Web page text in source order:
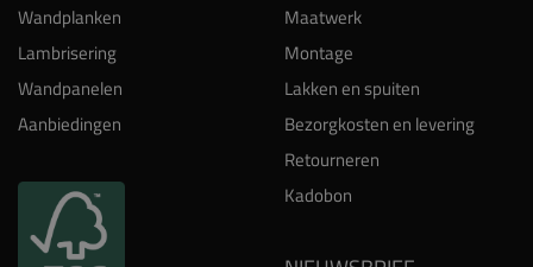
Wandplanken
Lambrisering
Wandpanelen
Aanbiedingen
Maatwerk
Montage
Lakken en spuiten
Bezorgkosten en levering
Retourneren
Kadobon